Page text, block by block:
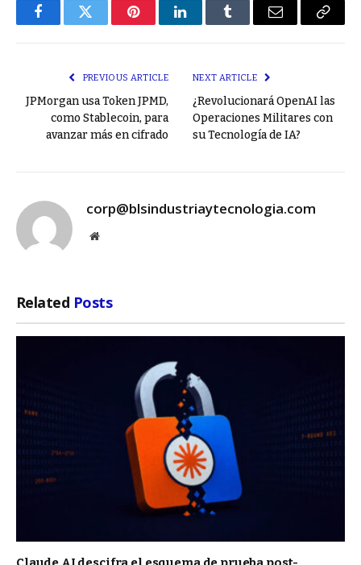
FacebookTwitter PinterestLinkedInTumblr Email
Copy
PREVIOUS ARTICLE
JPMorgan usa Token JPMD,
como Stablecoin, para
avanzar más en cifrado
NEXT ARTICLE
¿Revolucionará OpenAI las
Operaciones Militares con
su Tecnología de IA?
corp@blsindustriaytecnologia.com
Website
Related Posts